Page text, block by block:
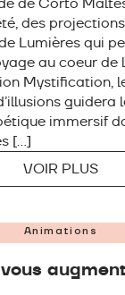
des
Lumières qui
au coeur de
Mystification,
guidera
immersif
[…]
VOIR PLUS
& DU 18 AU 27
Animations